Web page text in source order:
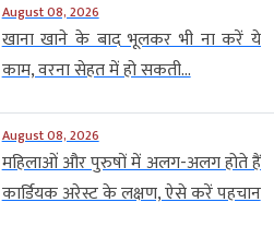
August 08, 2026
खाना खाने के बाद भूलकर भी ना करें ये
काम, वरना सेहत में हो सकती...
August 08, 2026
महिलाओं और पुरुषों में अलग-अलग होते हैं
कार्डियक अरेस्ट के लक्षण, ऐसे करें पहचान